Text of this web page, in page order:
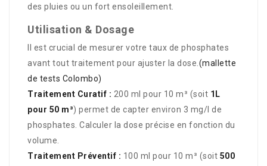
des pluies ou un fort ensoleillement.
Utilisation & Dosage
Il est crucial de mesurer votre taux de phosphates
avant tout traitement pour ajuster la dose. (mallette
de tests Colombo)
Traitement Curatif : 200 ml pour 10 m³ (soit 1L
pour 50 m³) permet de capter environ 3 mg/l de
phosphates. Calculer la dose précise en fonction du
volume.
Traitement Préventif : 100 ml pour 10 m³ (soit 500